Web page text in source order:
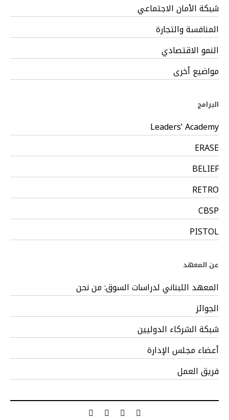
شبكة الأمان الاجتماعي
المنافسة والتجارة
النمو الاقتصادي
مواضيع أخرى
البرامج
Leaders’ Academy
ERASE
BELIEF
RETRO
CBSP
PISTOL
عن المعهد
المعهد اللبناني لدراسات السوق: من نحن
الجوائز
شبكة الشركاء الدوليين
أعضاء مجلس الإدارة
فريق العمل